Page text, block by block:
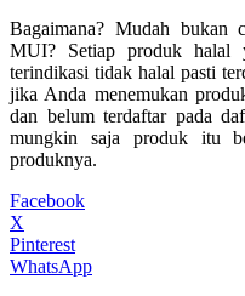
Bagaimana? Mudah bukan
MUI? Setiap produk halal
terindikasi tidak halal pasti
jika Anda menemukan
dan belum terdaftar pada
mungkin saja produk itu
produknya.
Facebook
X
Pinterest
WhatsApp